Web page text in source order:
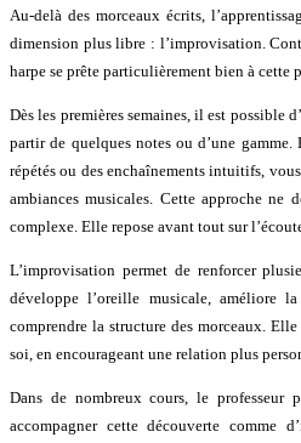
Au-delà des morceaux écrits,
dimension plus libre : l’improvisation.
harpe se prête particulièrement bien à cette
Dès les premières semaines, il est possible
partir de quelques notes ou d’une
répétés ou des enchaînements intuitifs,
ambiances musicales. Cette approche ne
complexe. Elle repose avant tout sur
L’improvisation permet de renforcer
développe l’oreille musicale,
comprendre la structure des morceaux.
soi, en encourageant une relation plus
Dans de nombreux cours, le professeur
accompagner cette découverte comme